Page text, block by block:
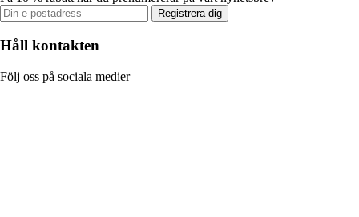
Registrera dig
Håll kontakten
Följ oss på sociala medier